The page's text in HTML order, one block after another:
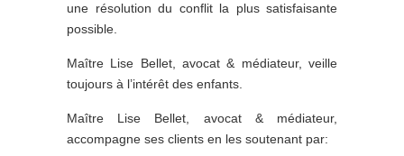
une résolution du conflit la plus satisfaisante
possible.
Maître Lise Bellet, avocat & médiateur, veille
toujours à l’intérêt des enfants.
Maître Lise Bellet, avocat & médiateur,
accompagne ses clients en les soutenant par: